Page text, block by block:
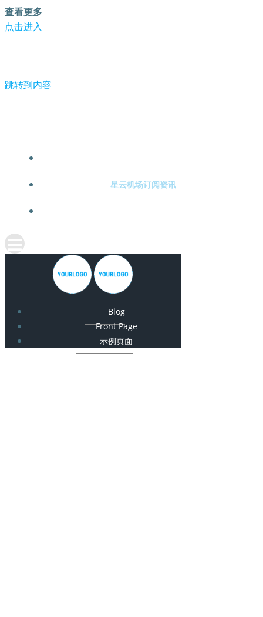
查看更多
点击进入
跳转到内容
星云机场订阅资讯
Blog
Front Page
示例页面